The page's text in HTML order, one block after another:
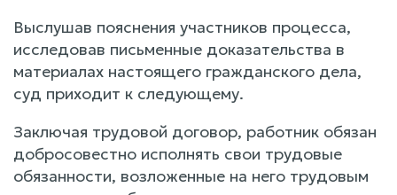
Выслушав пояснения участников процесса,
исследовав письменные доказательства в
материалах настоящего гражданского дела,
суд приходит к следующему.
Заключая трудовой договор, работник обязан
добросовестно исполнять свои трудовые
обязанности, возложенные на него трудовым